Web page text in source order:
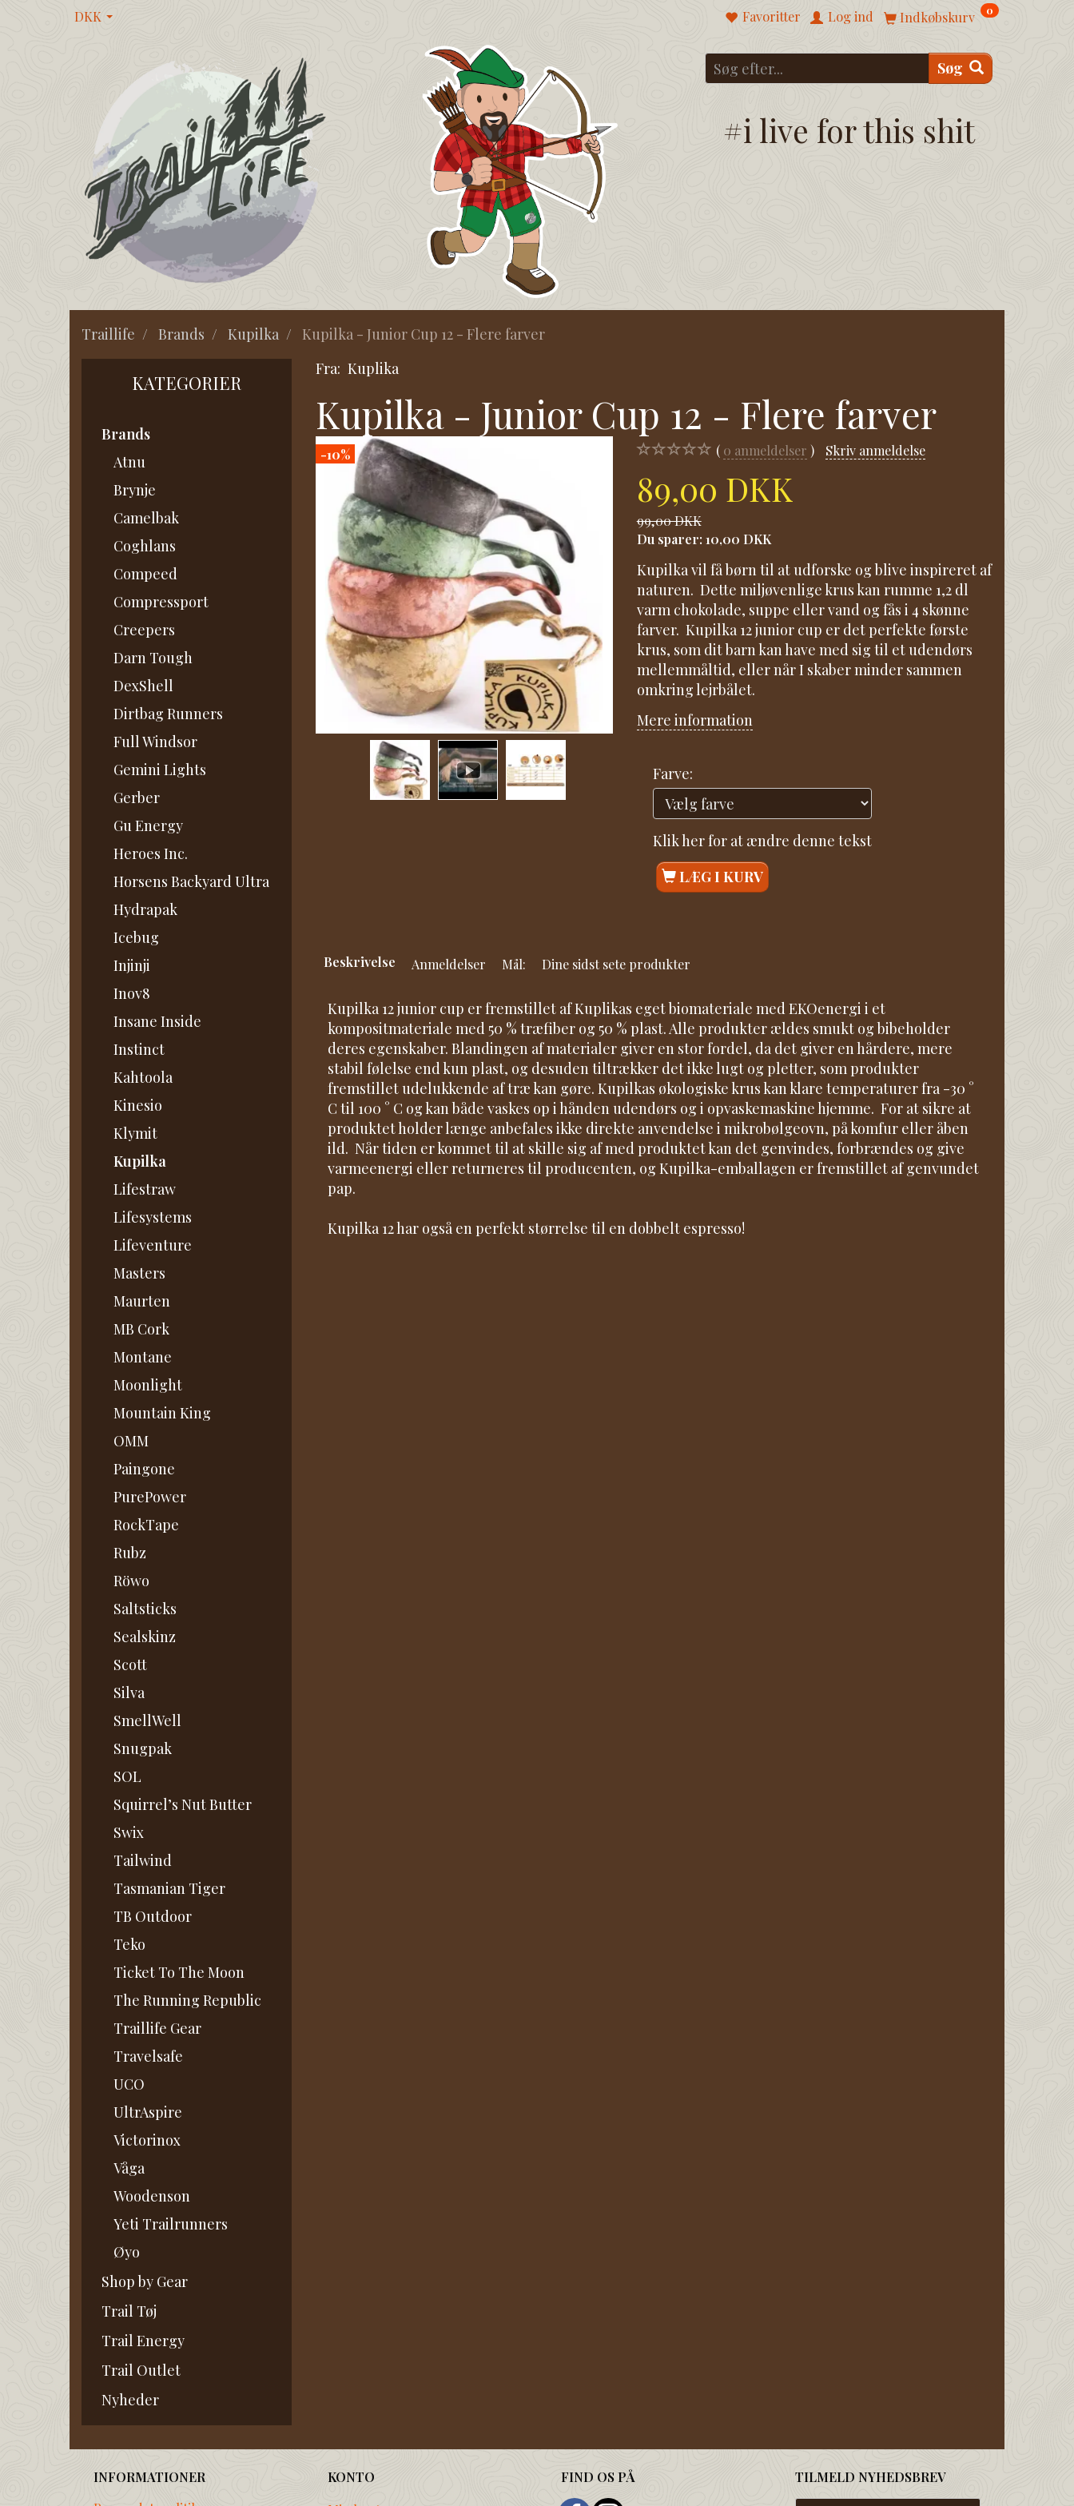
DKK Indkøbskurv 0
Favoritter Log ind
Søg
#i live for this shit
Traillife Brands Kupilka Kupilka - Junior Cup 12 - Flere farver
KATEGORIER
Brands
Atnu
Brynje
Camelbak
Coghlans
Compeed
Compressport
Creepers
Darn Tough
DexShell
Dirtbag Runners
Full Windsor
Gemini Lights
Gerber
Gu Energy
Heroes Inc.
Horsens Backyard Ultra
Hydrapak
Icebug
Injinji
Inov8
Insane Inside
Instinct
Kahtoola
Kinesio
Klymit
Kupilka
Lifestraw
Lifesystems
Lifeventure
Masters
Maurten
MB Cork
Montane
Moonlight
Mountain King
OMM
Paingone
PurePower
RockTape
Rubz
Röwo
Saltsticks
Sealskinz
Scott
Silva
SmellWell
Snugpak
SOL
Squirrel’s Nut Butter
Swix
Tailwind
Tasmanian Tiger
TB Outdoor
Teko
Ticket To The Moon
The Running Republic
Traillife Gear
Travelsafe
UCO
UltrAspire
Victorinox
Våga
Woodenson
Yeti Trailrunners
Øyo
Shop by Gear
Trail Tøj
Trail Energy
Trail Outlet
Nyheder
Fra: Kuplika
Kupilka - Junior Cup 12 - Flere farver
-10% 0 anmeldelser Skriv anmeldelse
89,00 DKK
99,00 DKK
Du sparer: 10,00 DKK
Kupilka vil få børn til at udforske og blive inspireret af
naturen. Dette miljøvenlige krus kan rumme 1,2 dl
varm chokolade, suppe eller vand og fås i 4 skønne
farver. Kupilka 12 junior cup er det perfekte første
krus, som dit barn kan have med sig til et udendørs
mellemmåltid, eller når I skaber minder sammen
omkring lejrbålet.
Mere information
Farve:
Klik her for at ændre denne tekst
LÆG I KURV
Beskrivelse Anmeldelser Mål: Dine sidst sete produkter
Kupilka 12 junior cup er fremstillet af Kuplikas eget biomateriale med EKOenergi i et
kompositmateriale med 50 % træfiber og 50 % plast. Alle produkter ældes smukt og bibeholder
deres egenskaber. Blandingen af materialer giver en stor fordel, da det giver en hårdere, mere
stabil følelse end kun plast, og desuden tiltrækker det ikke lugt og pletter, som produkter
fremstillet udelukkende af træ kan gøre. Kupilkas økologiske krus kan klare temperaturer fra -30 °
C til 100 ° C og kan både vaskes op i hånden udendørs og i opvaskemaskine hjemme. For at sikre at
produktet holder længe anbefales ikke direkte anvendelse i mikrobølgeovn, på komfur eller åben
ild. Når tiden er kommet til at skille sig af med produktet kan det genvindes, forbrændes og give
varmeenergi eller returneres til producenten, og Kupilka-emballagen er fremstillet af genvundet
pap.
Kupilka 12 har også en perfekt størrelse til en dobbelt espresso!
INFORMATIONER
KONTO
FIND OS PÅ
TILMELD NYHEDSBREV